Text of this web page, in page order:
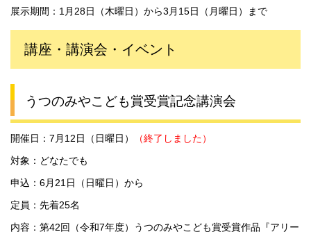
展示期間：1月28日（木曜日）から3月15日（月曜日）まで
講座・講演会・イベント
うつのみやこども賞受賞記念講演会
開催日：7月12日（日曜日）
（終了しました）
対象：どなたでも
申込：6月21日（日曜日）から
定員：先着25名
内容：第42回（令和7年度）うつのみやこども賞受賞作品『アリー